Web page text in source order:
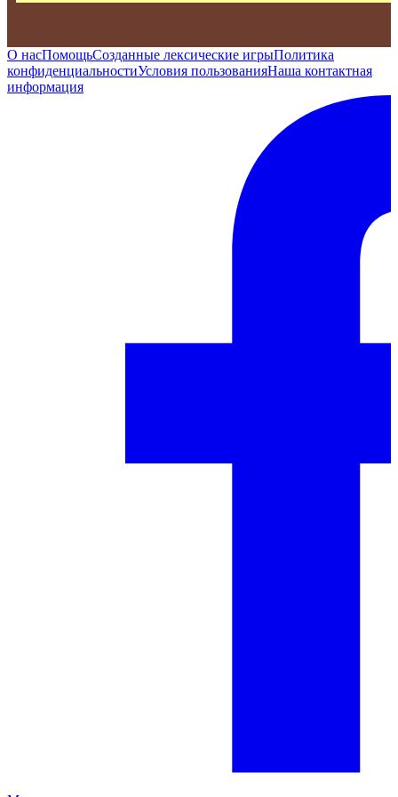
О насПомощьСозданные лексические игрыПолитика
конфиденциальностиУсловия пользованияНаша контактная
информация